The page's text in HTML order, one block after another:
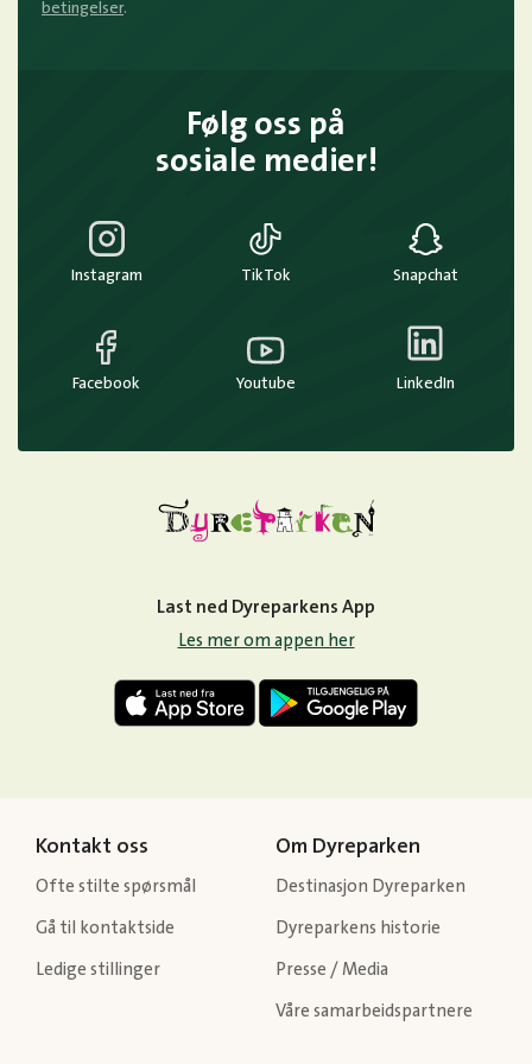
betingelser.
Følg oss på
sosiale medier!
Instagram TikTok Snapchat
Facebook Youtube LinkedIn
Last ned Dyreparkens App
Les mer om appen her
Kontakt oss
Ofte stilte spørsmål
Gå til kontaktside
Ledige stillinger
Om Dyreparken
Destinasjon Dyreparken
Dyreparkens historie
Presse / Media
Våre samarbeidspartnere